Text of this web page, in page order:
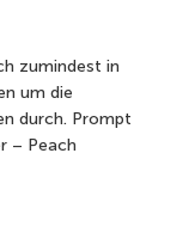
zumindest in
um die
durch. Prompt
– Peach